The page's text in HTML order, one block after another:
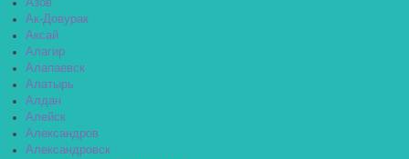
Азов
Ак-Довурак
Аксай
Алагир
Алапаевск
Алатырь
Алдан
Алейск
Александров
Александровск